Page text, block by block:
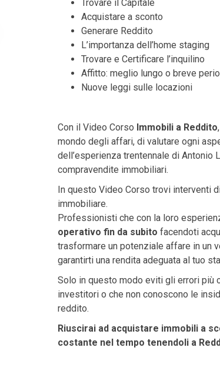
Trovare il Capitale
Acquistare a sconto
Generare Reddito
L’importanza dell’home staging
Trovare e Certificare l’inquilino
Affitto: meglio lungo o breve
Nuove leggi sulle locazioni
Con il Video Corso Immobili a Reddito
mondo degli affari, di valutare ogni
dell’esperienza trentennale di Antonio
compravendite immobiliari.
In questo Video Corso trovi interventi
immobiliare.
Professionisti che con la loro
operativo fin da subito facendoti
trasformare un potenziale affare in un
garantirti una rendita adeguata al tuo
Solo in questo modo eviti gli errori più
investitori o che non conoscono le
reddito.
Riuscirai ad acquistare immobili a
costante nel tempo tenendoli a